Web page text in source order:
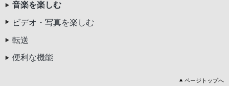
音楽を楽しむ
ビデオ・写真を楽しむ
転送
便利な機能
ページトップへ